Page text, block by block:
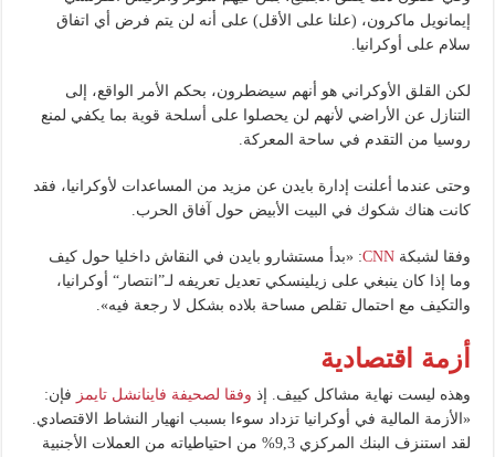
إيمانويل ماكرون، (علنا على الأقل) على أنه لن يتم فرض أي اتفاق
سلام على أوكرانيا.
لكن القلق الأوكراني هو أنهم سيضطرون، بحكم الأمر الواقع، إلى
التنازل عن الأراضي لأنهم لن يحصلوا على أسلحة قوية بما يكفي لمنع
روسيا من التقدم في ساحة المعركة.
وحتى عندما أعلنت إدارة بايدن عن مزيد من المساعدات لأوكرانيا، فقد
كانت هناك شكوك في البيت الأبيض حول آفاق الحرب.
وفقا لشبكةCNN: «بدأ مستشارو بايدن في النقاش داخليا حول كيف
وما إذا كان ينبغي على زيلينسكي تعديل تعريفه لـ”انتصار“ أوكرانيا،
والتكيف مع احتمال تقلص مساحة بلاده بشكل لا رجعة فيه».
أزمة اقتصادية
وهذه ليست نهاية مشاكل كييف. إذ وفقا لصحيفة فاينانشل تايمز فإن:
«الأزمة المالية في أوكرانيا تزداد سوءا بسبب انهيار النشاط الاقتصادي.
لقد استنزف البنك المركزي 9,3% من احتياطياته من العملات الأجنبية